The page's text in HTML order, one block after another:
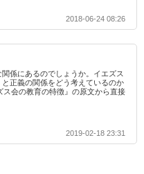
2018-06-24 08:26
係にあるのでしょうか。イエズス
正義の関係をどう考えているのか
ス会の教育の特徴』の原文から直接
2019-02-18 23:31